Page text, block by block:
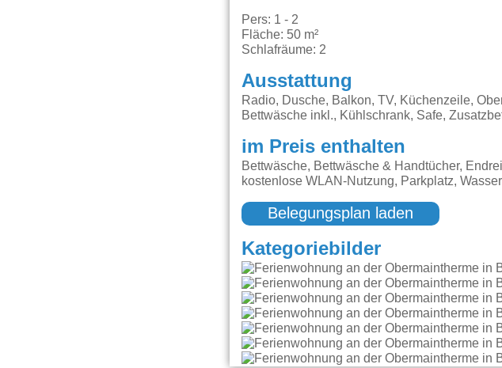
Pers: 1 - 2
Fläche: 50 m²
Schlafräume: 2
Ausstattung
Radio, Dusche, Balkon, TV, Küchenzeile,
Bettwäsche inkl., Kühlschrank, Safe,
im Preis enthalten
Bettwäsche, Bettwäsche & Handtücher,
kostenlose WLAN-Nutzung, Parkplatz, Wasser
Belegungsplan laden
Kategoriebilder